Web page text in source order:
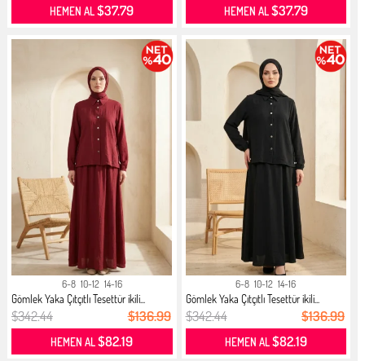
HEMEN AL$37.79 HEMEN AL$37.79
6-8 10-12 14-16
Gömlek Yaka Çıtçıtlı Tesettür ikili...
$342.44 $136.99
HEMEN AL$82.19
6-8 10-12 14-16
Gömlek Yaka Çıtçıtlı Tesettür ikili...
$342.44 $136.99
HEMEN AL$82.19